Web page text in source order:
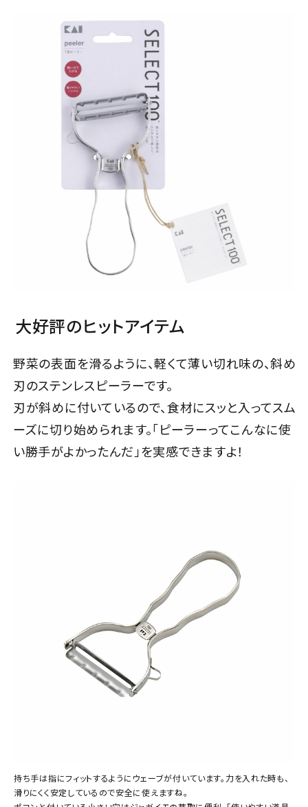
大好評のヒットアイテム
野菜の表面を滑るように、軽くて薄い切れ味の、斜め
刃のステンレスピーラーです。
刃が斜めに付いているので、食材にスッと入ってスム
ーズに切り始められます。「ピーラーってこんなに使
い勝手がよかったんだ」を実感できますよ！
持ち手は指にフィットするようにウェーブが付いています。力を入れた時も、
滑りにくく安定しているので安全に使えますね。